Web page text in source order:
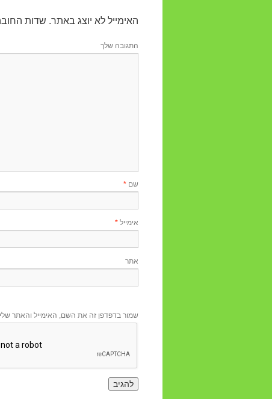
האימייל לא יוצג באתר. שדות
התגובה שלך
שם *
אימייל *
אתר
שמור בדפדפן זה את השם, האימייל והאתר